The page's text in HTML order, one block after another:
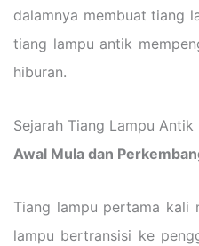
dalamnya membuat tiang
tiang lampu antik
hiburan.
Sejarah Tiang Lampu Antik
Awal Mula dan
Tiang lampu pertama kali
lampu bertransisi ke